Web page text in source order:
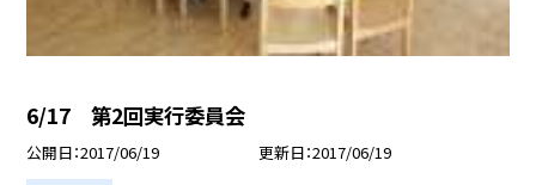
6/17 第2回実行委員会
公開日 2017/06/19 更新日 2017/06/19